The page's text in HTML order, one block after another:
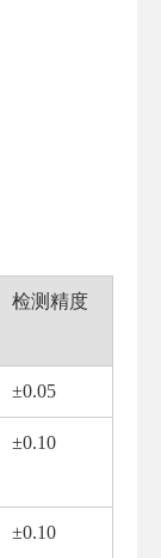
检测精度
±0.05
±0.10
±0.10